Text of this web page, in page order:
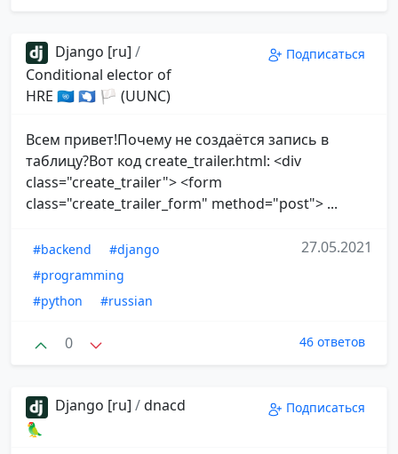
Django [ru] /
Conditional elector of
HRE 🇺🇳 🇦🇶 🏳 (UUNC)
Подписаться
Всем привет!Почему не создаётся запись в
таблицу?Вот код create_trailer.html: <div
class="create_trailer"> <form
class="create_trailer_form" method="post"> ...
#backend
#django
#programming
#python
#russian
27.05.2021
0 46 ответов
Django [ru] /dnacd
🦜
Подписаться